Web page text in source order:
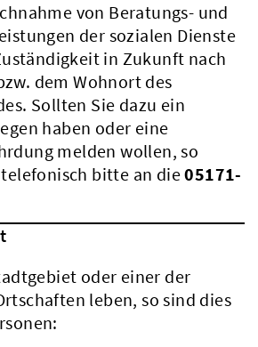
von Beratungs- und
der sozialen Dienste
in Zukunft nach
dem Wohnort des
Sollten Sie dazu ein
haben oder eine
melden wollen, so
telefonisch bitte an die05171-
oder einer der
leben, so sind dies